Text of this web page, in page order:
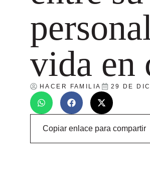
vida en
HACER FAMILIA 29 DE
Copiar enlace para compartir